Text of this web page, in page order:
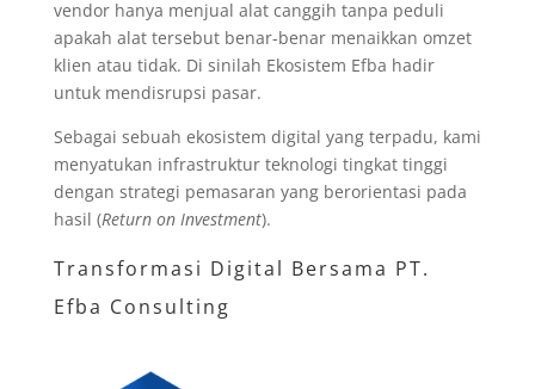
vendor hanya menjual alat canggih tanpa peduli
apakah alat tersebut benar-benar menaikkan omzet
klien atau tidak. Di sinilah Ekosistem Efba hadir
untuk mendisrupsi pasar.
Sebagai sebuah ekosistem digital yang terpadu, kami
menyatukan infrastruktur teknologi tingkat tinggi
dengan strategi pemasaran yang berorientasi pada
hasil (Return on Investment).
Transformasi Digital Bersama PT.
Efba Consulting